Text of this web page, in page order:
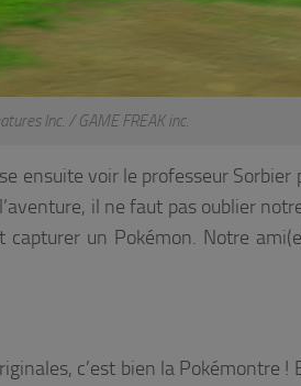
Inc. / GAME FREAK inc.
ensuite voir le professeur Sorbier
il ne faut pas oublier
un Pokémon. Notre
c’est bien la Pokémontre !